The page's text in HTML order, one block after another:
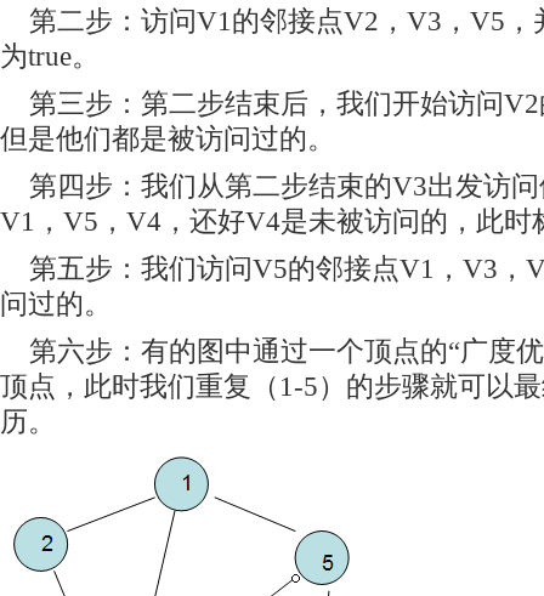
第二步：访问V1的邻接点V2，V3，V5，
为true。
第三步：第二步结束后，我们开始访问
但是他们都是被访问过的。
第四步：我们从第二步结束的V3出发访
V1，V5，V4，还好V4是未被访问的，此时
第五步：我们访问V5的邻接点V1，V3，
问过的。
第六步：有的图中通过一个顶点的“广度
顶点，此时我们重复（1-5）的步骤就可以
历。